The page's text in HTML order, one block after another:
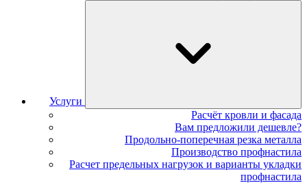
Услуги
Расчёт кровли и фасада
Вам предложили дешевле?
Продольно-поперечная резка металла
Производство профнастила
Расчет предельных нагрузок и варианты укладки
профнастила